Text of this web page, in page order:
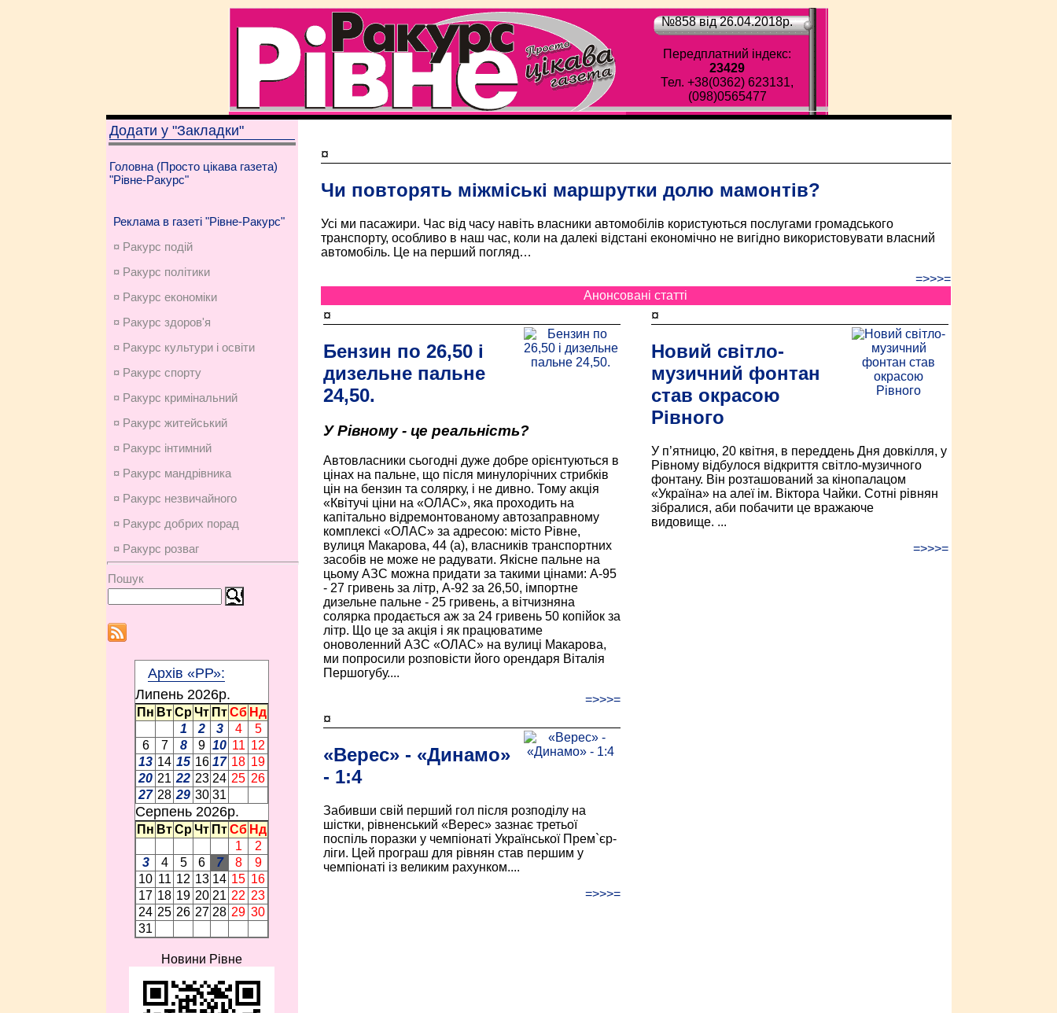
№858 від 26.04.2018p.
Передплатний індекс:
23429
Тел. +38(0362) 623131,
(098)0565477
Додати у "Закладки"
Головна (Просто цікава газета)
"Рівне-Ракурс"
Реклама в газеті "Рівне-Ракурс"
¤ Ракурс подій
¤ Ракурс політики
¤ Ракурс економiки
¤ Ракурс здоров'я
¤ Ракурс культури і освіти
¤ Ракурс спорту
¤ Ракурс кримінальний
¤ Ракурс житейський
¤ Ракурс інтимний
¤ Ракурс мандрівника
¤ Ракурс незвичайного
¤ Ракурс добрих порад
¤ Ракурс розваг
Пошук
Архів «РР»:
Липень 2026p.
Пн ВтСрЧт ПтСб Нд
1
2 3 4
5
6
7 8 9 10 11 12
13 14 15 16 17 18 19
20 21 22 23 24 25 26
27 28 29 30 31
Серпень 2026p.
Пн ВтСрЧт ПтСб Нд
1
2
3
4 5 6 7 8
9
10 11 12 13 14 15 16
17 18 19 20 21 22 23
24 25 26 27 28 29 30
31
Новини Рівне
¤
Чи повторять міжміські маршрутки долю мамонтів?
Усі ми пасажири. Час від часу навіть власники автомобілів користуються послугами громадського
транспорту, особливо в наш час, коли на далекі відстані економічно не вигідно використовувати власний
автомобіль. Це на перший погляд…
=>>>=
Анонсовані статті
¤
Бензин по 26,50 і
дизельне пальне
24,50.
У Рівному - це реальність?
Автовласники сьогодні дуже добре орієнтуються в
цінах на пальне, що після минулорічних стрибків
цін на бензин та солярку, і не дивно. Тому акція
«Квітучі ціни на «ОЛАС», яка проходить на
капітально відремонтованому автозаправному
комплексі «ОЛАС» за адресою: місто Рівне,
вулиця Макарова, 44 (а), власників транспортних
засобів не може не радувати. Якісне пальне на
цьому АЗС можна придати за такими цінами: А-95
- 27 гривень за літр, А-92 за 26,50, імпортне
дизельне пальне - 25 гривень, а вітчизняна
солярка продається аж за 24 гривень 50 копійок за
літр. Що це за акція і як працюватиме
оноволенний АЗС «ОЛАС» на вулиці Макарова,
ми попросили розповісти його орендаря Віталія
Першогубу....
=>>>=
¤
Новий світло-
музичний фонтан
став окрасою
Рівного
У п’ятницю, 20 квітня, в переддень Дня довкілля, у
Рівному відбулося відкриття світло-музичного
фонтану. Він розташований за кінопалацом
«Україна» на алеї ім. Віктора Чайки. Сотні рівнян
зібралися, аби побачити це вражаюче
видовище. ...
=>>>=
¤
«Верес» - «Динамо»
- 1:4
Забивши свій перший гол після розподілу на
шістки, рівненський «Верес» зазнає третьої
поспіль поразки у чемпіонаті Української Прем`єр-
ліги. Цей програш для рівнян став першим у
чемпіонаті із великим рахунком....
=>>>=